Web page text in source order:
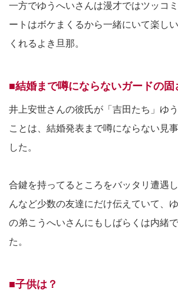
一方でゆうへいさんは漫才ではツッコ
ートはボケまくるから一緒にいて楽し
くれるよき旦那。
■結婚まで噂にならないガードの固
井上安世さんの彼氏が「吉田たち」ゆ
ことは、結婚発表まで噂にならない見
した。
合鍵を持ってるところをバッタリ遭遇
んなど少数の友達にだけ伝えていて、
の弟こうへいさんにもしばらくは内緒
た。
■子供は？